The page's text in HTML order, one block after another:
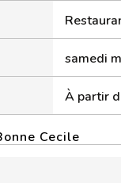
samedi
À partir
Cecile